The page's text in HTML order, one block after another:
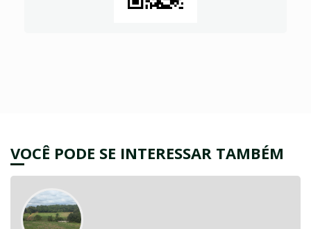
VOCÊ PODE SE INTERESSAR TAMBÉM